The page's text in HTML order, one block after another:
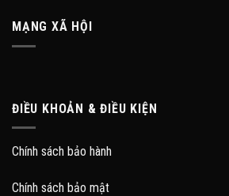
MẠNG XÃ HỘI
ĐIỀU KHOẢN & ĐIỀU KIỆN
Chính sách bảo hành
Chính sách bảo mật